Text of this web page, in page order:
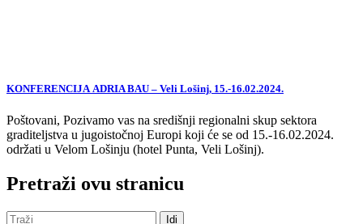
KONFERENCIJA ADRIA BAU – Veli Lošinj, 15.-16.02.2024.
Poštovani, Pozivamo vas na središnji regionalni skup sektora
graditeljstva u jugoistočnoj Europi koji će se od 15.-16.02.2024.
održati u Velom Lošinju (hotel Punta, Veli Lošinj).
Pretraži ovu stranicu